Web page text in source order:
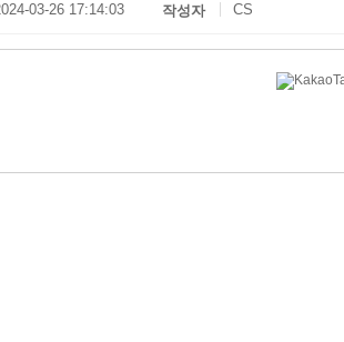
03-26 17:14:03 작성자 CS